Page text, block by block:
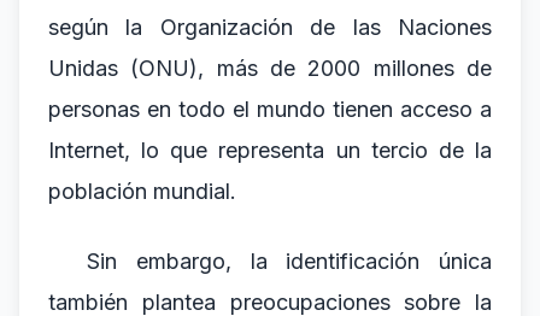
según la Organización de las Naciones
Unidas (ONU), más de 2000 millones de
personas en todo el mundo tienen acceso a
Internet, lo que representa un tercio de la
población mundial.
Sin embargo, la identificación única
también plantea preocupaciones sobre la